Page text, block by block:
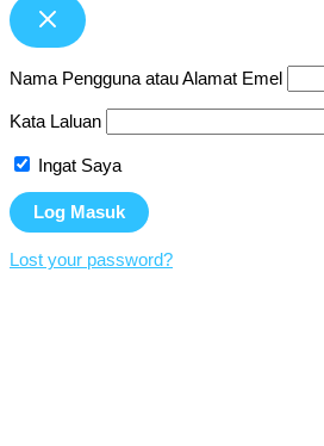
Nama Pengguna atau Alamat Emel
Kata Laluan
Ingat Saya
Lost your password?